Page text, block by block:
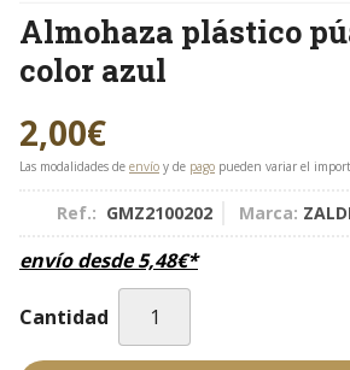
Almohaza plástico
color azul
2,00€
Las modalidades de envío y de pago pueden variar el
Ref.: GMZ2100202 Marca: ZALDI
envío desde5,48€*
Cantidad